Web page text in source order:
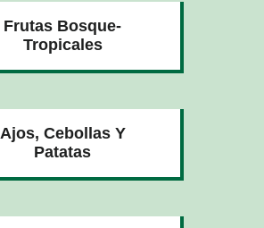
Frutas Bosque-
Tropicales
Ajos, Cebollas Y
Patatas